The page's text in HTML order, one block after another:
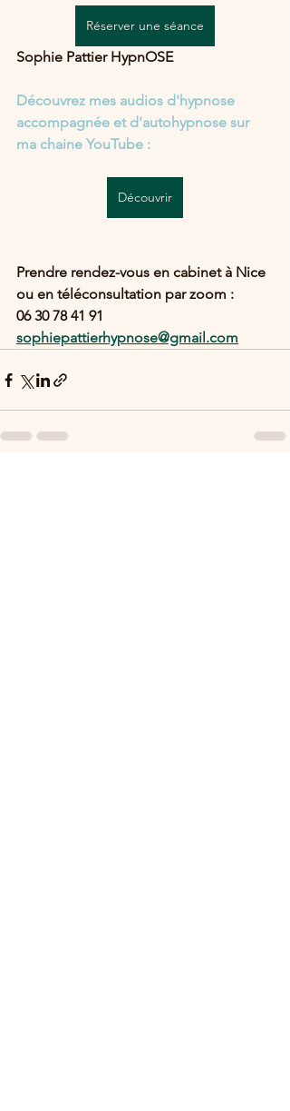
Réserver une séance
Sophie Pattier HypnOSE
Découvrez mes audios d'hypnose
accompagnée et d'autohypnose sur
ma chaine YouTube :
Découvrir
Prendre rendez-vous en cabinet à Nice
ou en téléconsultation par zoom :
06 30 78 41 91
sophiepattierhypnose@gmail.com